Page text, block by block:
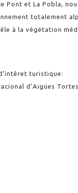
Pont et La Pobla,
totalement
à la végétation
turistique:
d’Aigües